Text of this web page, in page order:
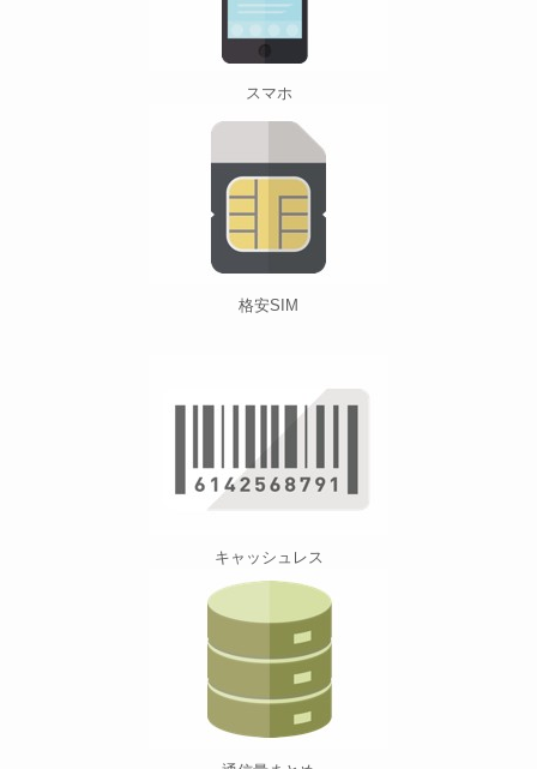
スマホ
格安SIM
キャッシュレス